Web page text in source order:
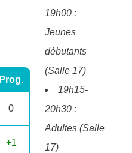
Prog.
0
+1
19h00 :
Jeunes
débutants
(Salle 17)
19h15-
20h30 :
Adultes (Salle
17)